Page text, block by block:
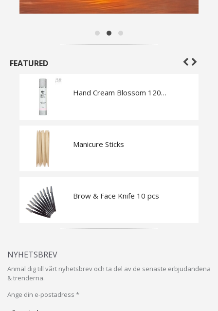
FEATURED
Hand Cream Blossom 120 ml
Manicure Sticks
Brow & Face Knife 10 pcs
NYHETSBREV
Anmäl dig till vårt nyhetsbrev och ta del av de senaste erbjudandena
& trenderna.
Ange din e-postadress *